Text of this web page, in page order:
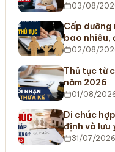
03/08/
Cấp dưỡng
bao nhiêu,
02/08/
Thủ tục từ
năm 2026
01/08/
Di chúc
định và lưu
31/07/2026